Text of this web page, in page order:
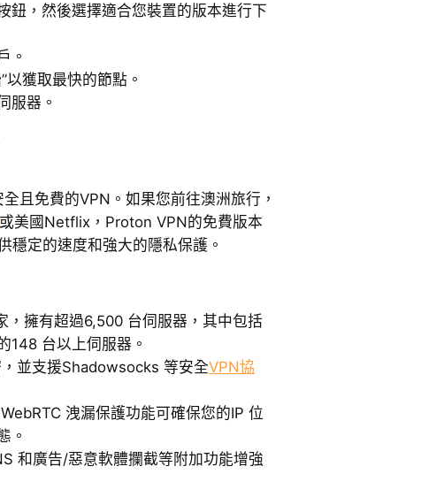
鈕，然後選擇適合您裝置的版本進行下
。
以獲取最快的節點。
服器。
且免費的VPN。如果您前往澳洲旅行，
或美國Netflix，Proton VPN的免費版本
穩定的速度和強大的隱私保護。
，擁有超過6,500 台伺服器，其中包括
148 台以上伺服器。
並支援Shadowsocks 等安全VPN協
洩漏保護功能可確保您的IP 位
。
和廣告/惡意軟體攔截等附加功能增強